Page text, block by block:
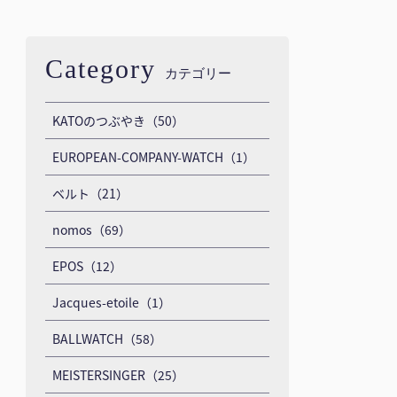
Category カテゴリー
KATOのつぶやき（50）
EUROPEAN-COMPANY-WATCH（1）
ベルト（21）
nomos（69）
EPOS（12）
Jacques-etoile（1）
BALLWATCH（58）
MEISTERSINGER（25）